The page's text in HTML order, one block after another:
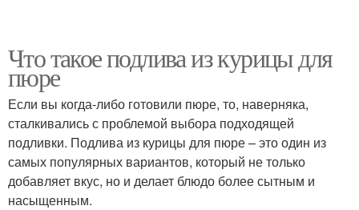
Что такое подлива из курицы для
пюре
Если вы когда-либо готовили пюре, то, наверняка,
сталкивались с проблемой выбора подходящей
подливки. Подлива из курицы для пюре – это один из
самых популярных вариантов, который не только
добавляет вкус, но и делает блюдо более сытным и
насыщенным.